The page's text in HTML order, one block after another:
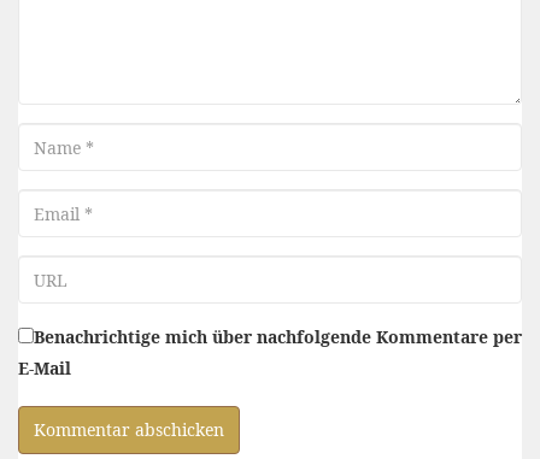
Name
Email
Benachrichtige mich über nachfolgende Kommentare per
E-Mail